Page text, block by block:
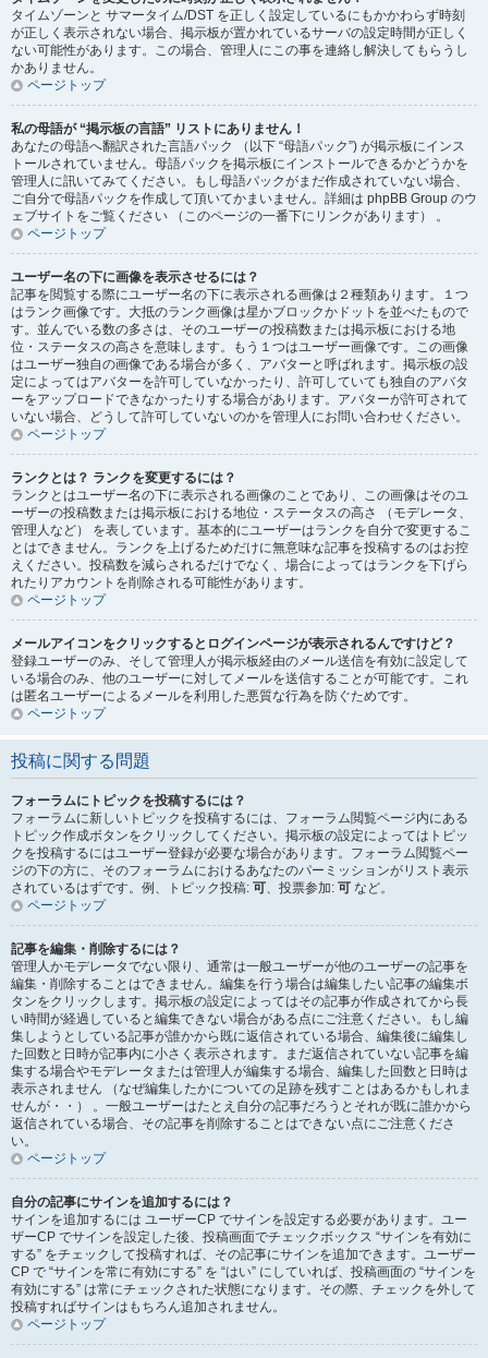
タイムゾーンと サマータイム/DST を正しく設定しているにもかかわらず時刻
が正しく表示されない場合、掲示板が置かれているサーバの設定時間が正しく
ない可能性があります。この場合、管理人にこの事を連絡し解決してもらうし
かありません。
ページトップ
私の母語が “掲示板の言語” リストにありません！
あなたの母語へ翻訳された言語パック （以下 “母語パック”) が掲示板にインス
トールされていません。母語パックを掲示板にインストールできるかどうかを
管理人に訊いてみてください。もし母語パックがまだ作成されていない場合、
ご自分で母語パックを作成して頂いてかまいません。詳細は phpBB Group のウ
ェブサイトをご覧ください （このページの一番下にリンクがあります） 。
ページトップ
ユーザー名の下に画像を表示させるには？
記事を閲覧する際にユーザー名の下に表示される画像は２種類あります。１つ
はランク画像です。大抵のランク画像は星かブロックかドットを並べたもので
す。並んでいる数の多さは、そのユーザーの投稿数または掲示板における地
位・ステータスの高さを意味します。もう１つはユーザー画像です。この画像
はユーザー独自の画像である場合が多く、アバターと呼ばれます。掲示板の設
定によってはアバターを許可していなかったり、許可していても独自のアバタ
ーをアップロードできなかったりする場合があります。アバターが許可されて
いない場合、どうして許可していないのかを管理人にお問い合わせください。
ページトップ
ランクとは？ ランクを変更するには？
ランクとはユーザー名の下に表示される画像のことであり、この画像はそのユ
ーザーの投稿数または掲示板における地位・ステータスの高さ （モデレータ、
管理人など） を表しています。基本的にユーザーはランクを自分で変更するこ
とはできません。ランクを上げるためだけに無意味な記事を投稿するのはお控
えください。投稿数を減らされるだけでなく、場合によってはランクを下げら
れたりアカウントを削除される可能性があります。
ページトップ
メールアイコンをクリックするとログインページが表示されるんですけど？
登録ユーザーのみ、そして管理人が掲示板経由のメール送信を有効に設定して
いる場合のみ、他のユーザーに対してメールを送信することが可能です。これ
は匿名ユーザーによるメールを利用した悪質な行為を防ぐためです。
ページトップ
投稿に関する問題
フォーラムにトピックを投稿するには？
フォーラムに新しいトピックを投稿するには、フォーラム閲覧ページ内にある
トピック作成ボタンをクリックしてください。掲示板の設定によってはトピッ
クを投稿するにはユーザー登録が必要な場合があります。フォーラム閲覧ペー
ジの下の方に、そのフォーラムにおけるあなたのパーミッションがリスト表示
されているはずです。例、トピック投稿: 可、投票参加: 可 など。
ページトップ
記事を編集・削除するには？
管理人かモデレータでない限り、通常は一般ユーザーが他のユーザーの記事を
編集・削除することはできません。編集を行う場合は編集したい記事の編集ボ
タンをクリックします。掲示板の設定によってはその記事が作成されてから長
い時間が経過していると編集できない場合がある点にご注意ください。もし編
集しようとしている記事が誰かから既に返信されている場合、編集後に編集し
た回数と日時が記事内に小さく表示されます。まだ返信されていない記事を編
集する場合やモデレータまたは管理人が編集する場合、編集した回数と日時は
表示されません （なぜ編集したかについての足跡を残すことはあるかもしれま
せんが・・） 。一般ユーザーはたとえ自分の記事だろうとそれが既に誰かから
返信されている場合、その記事を削除することはできない点にご注意くださ
い。
ページトップ
自分の記事にサインを追加するには？
サインを追加するには ユーザーCP でサインを設定する必要があります。ユー
ザーCP でサインを設定した後、投稿画面でチェックボックス “サインを有効に
する” をチェックして投稿すれば、その記事にサインを追加できます。ユーザー
CP で “サインを常に有効にする” を “はい” にしていれば、投稿画面の “サインを
有効にする” は常にチェックされた状態になります。その際、チェックを外して
投稿すればサインはもちろん追加されません。
ページトップ